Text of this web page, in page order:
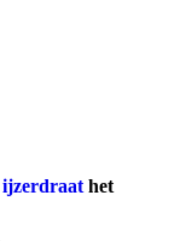
ijzerdraat het